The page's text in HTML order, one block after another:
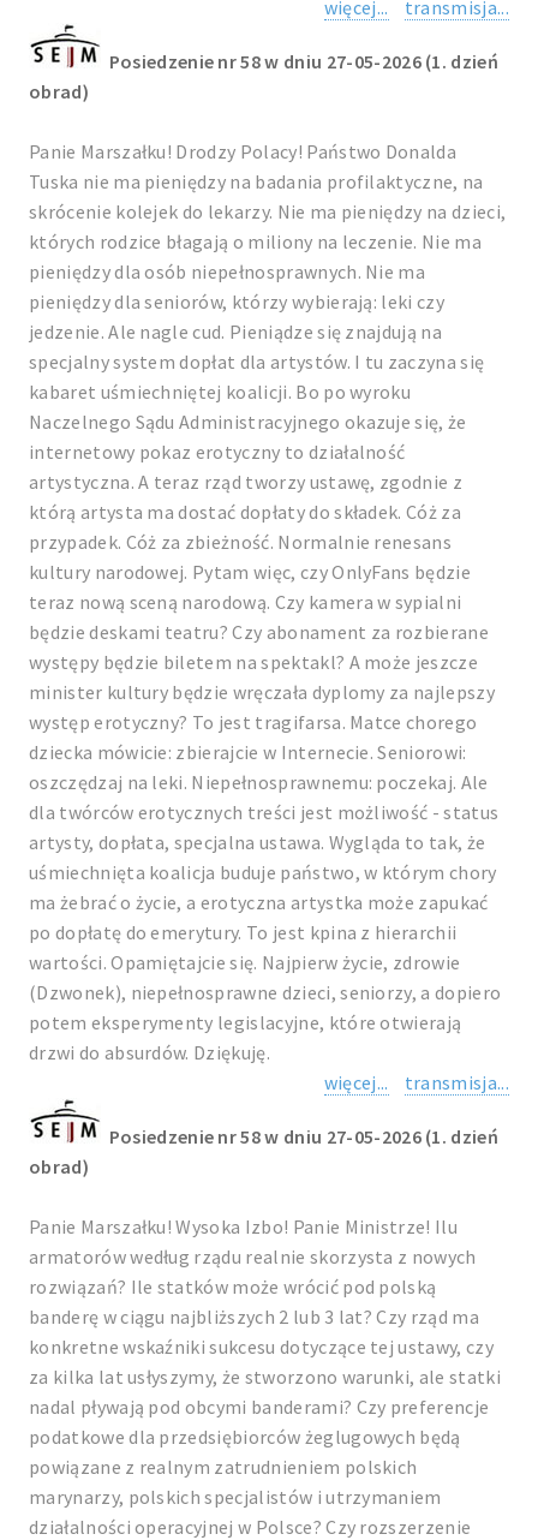
więcej... transmisja...
Posiedzenie nr 58 w dniu 27-05-2026 (1. dzień
obrad)
Panie Marszałku! Drodzy Polacy! Państwo Donalda
Tuska nie ma pieniędzy na badania profilaktyczne, na
skrócenie kolejek do lekarzy. Nie ma pieniędzy na dzieci,
których rodzice błagają o miliony na leczenie. Nie ma
pieniędzy dla osób niepełnosprawnych. Nie ma
pieniędzy dla seniorów, którzy wybierają: leki czy
jedzenie. Ale nagle cud. Pieniądze się znajdują na
specjalny system dopłat dla artystów. I tu zaczyna się
kabaret uśmiechniętej koalicji. Bo po wyroku
Naczelnego Sądu Administracyjnego okazuje się, że
internetowy pokaz erotyczny to działalność
artystyczna. A teraz rząd tworzy ustawę, zgodnie z
którą artysta ma dostać dopłaty do składek. Cóż za
przypadek. Cóż za zbieżność. Normalnie renesans
kultury narodowej. Pytam więc, czy OnlyFans będzie
teraz nową sceną narodową. Czy kamera w sypialni
będzie deskami teatru? Czy abonament za rozbierane
występy będzie biletem na spektakl? A może jeszcze
minister kultury będzie wręczała dyplomy za najlepszy
występ erotyczny? To jest tragifarsa. Matce chorego
dziecka mówicie: zbierajcie w Internecie. Seniorowi:
oszczędzaj na leki. Niepełnosprawnemu: poczekaj. Ale
dla twórców erotycznych treści jest możliwość - status
artysty, dopłata, specjalna ustawa. Wygląda to tak, że
uśmiechnięta koalicja buduje państwo, w którym chory
ma żebrać o życie, a erotyczna artystka może zapukać
po dopłatę do emerytury. To jest kpina z hierarchii
wartości. Opamiętajcie się. Najpierw życie, zdrowie
(Dzwonek), niepełnosprawne dzieci, seniorzy, a dopiero
potem eksperymenty legislacyjne, które otwierają
drzwi do absurdów. Dziękuję.
więcej...
transmisja...
Posiedzenie nr 58 w dniu 27-05-2026 (1. dzień
obrad)
Panie Marszałku! Wysoka Izbo! Panie Ministrze! Ilu
armatorów według rządu realnie skorzysta z nowych
rozwiązań? Ile statków może wrócić pod polską
banderę w ciągu najbliższych 2 lub 3 lat? Czy rząd ma
konkretne wskaźniki sukcesu dotyczące tej ustawy, czy
za kilka lat usłyszymy, że stworzono warunki, ale statki
nadal pływają pod obcymi banderami? Czy preferencje
podatkowe dla przedsiębiorców żeglugowych będą
powiązane z realnym zatrudnieniem polskich
marynarzy, polskich specjalistów i utrzymaniem
działalności operacyjnej w Polsce? Czy rozszerzenie